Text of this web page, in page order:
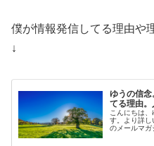
僕が情報発信してる理由や
↓
ゆうの信
てる理由。
こんにちは
す。より詳し
のメールマガ